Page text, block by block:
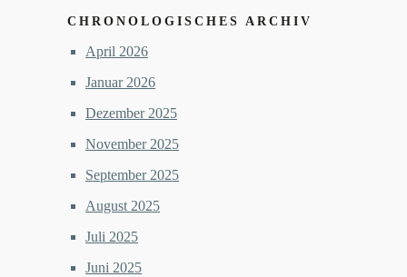
CHRONOLOGISCHES ARCHIV
April 2026
Januar 2026
Dezember 2025
November 2025
September 2025
August 2025
Juli 2025
Juni 2025